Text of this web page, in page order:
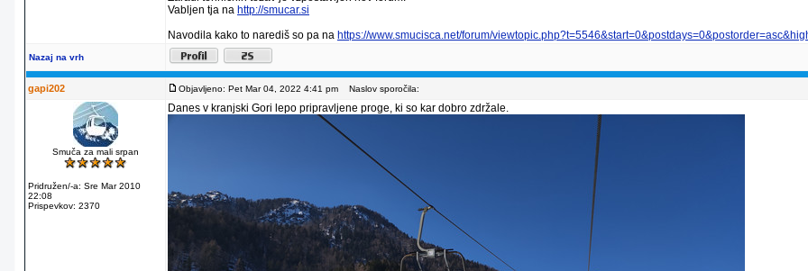
Vabljen tja na http://smucar.si
Navodila kako to narediš so pa na https://www.smucisca.net/forum/
Nazaj na vrh
gapi202 Objavljeno: Pet Mar 04, 2022 4:41 pm Naslov sporočila:
Smuča za mali srpan
Pridružen/-a: Sre Mar 2010
22:08
Prispevkov: 2370
Danes v kranjski Gori lepo pripravljene proge, ki so kar dobro zdržale.